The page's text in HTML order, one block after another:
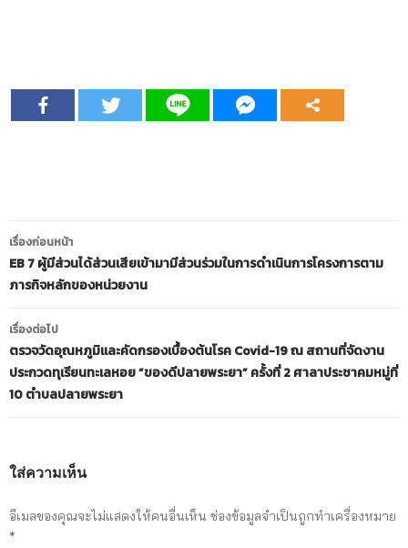
เมนู
นำทาง
เรื่อง
เรื่องก่อนหน้า
EB 7 ผู้มีส่วนได้ส่วนเสียเข้ามามีส่วนร่วมในการดำเนินการโครงการตาม
ภารกิจหลักของหน่วยงาน
เรื่องต่อไป
ตรวจวัดอุณหภูมิและคัดกรองเบื้องต้นโรค Covid-19 ณ สถานที่จัดงาน
ประกวดทุเรียนทะเลหอย “ของดีปลายพระยา” ครั้งที่ 2 ศาลาประชาคมหมู่ที่
10 ตำบลปลายพระยา
ใส่ความเห็น
อีเมลของคุณจะไม่แสดงให้คนอื่นเห็น ช่องข้อมูลจำเป็นถูกทำเครื่องหมาย
*